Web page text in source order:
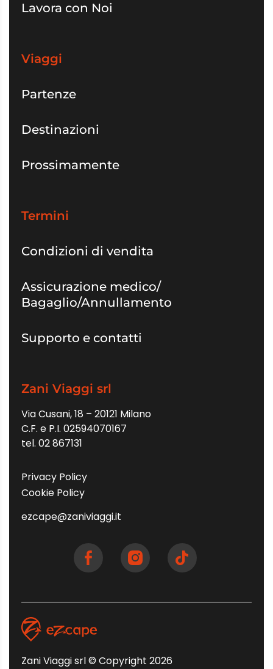
Lavora con Noi
Viaggi
Partenze
Destinazioni
Prossimamente
Termini
Condizioni di vendita
Assicurazione medico/
Bagaglio/Annullamento
Supporto e contatti
Zani Viaggi srl
Via Cusani, 18 – 20121 Milano
C.F. e P.I. 02594070167
tel. 02 867131
Privacy Policy
Cookie Policy
ezcape@zaniviaggi.it
Zani Viaggi srl © Copyright 2026